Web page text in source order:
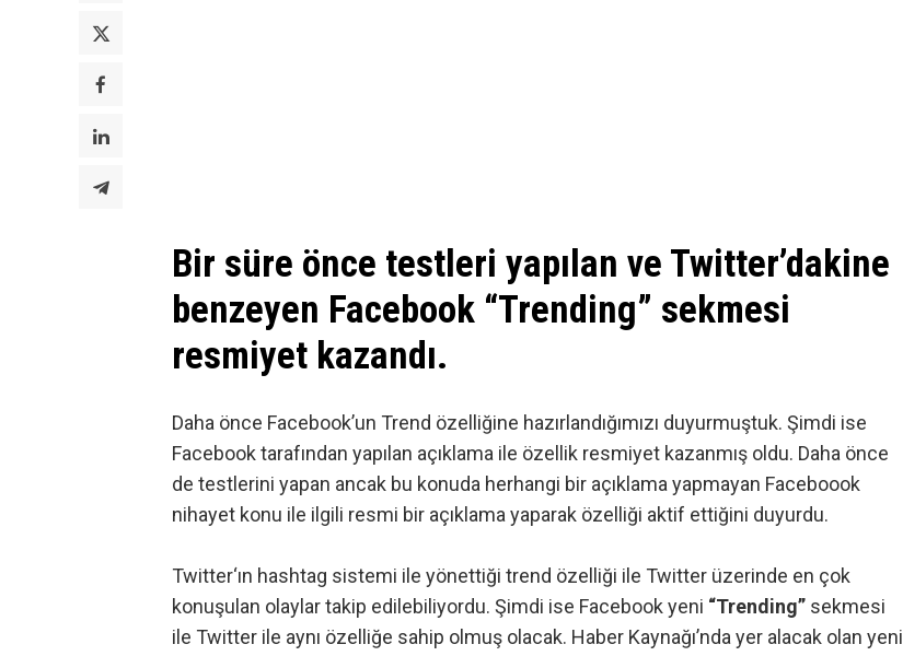
Bir süre önce testleri yapılan ve Twitter’dakine
benzeyen Facebook “Trending” sekmesi
resmiyet kazandı.
Daha önce Facebook’un Trend özelliğine hazırlandığımızı duyurmuştuk. Şimdi ise
Facebook tarafından yapılan açıklama ile özellik resmiyet kazanmış oldu. Daha önce
de testlerini yapan ancak bu konuda herhangi bir açıklama yapmayan Faceboook
nihayet konu ile ilgili resmi bir açıklama yaparak özelliği aktif ettiğini duyurdu.
Twitter‘ın hashtag sistemi ile yönettiği trend özelliği ile Twitter üzerinde en çok
konuşulan olaylar takip edilebiliyordu. Şimdi ise Facebook yeni “Trending” sekmesi
ile Twitter ile aynı özelliğe sahip olmuş olacak. Haber Kaynağı’nda yer alacak olan yeni